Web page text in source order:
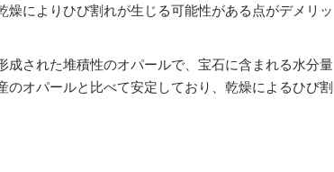
によりひび割れが生じる可能性がある点がデメリッ
された堆積性のオパールで、宝石に含まれる水分量
オパールと比べて安定しており、乾燥によるひび割